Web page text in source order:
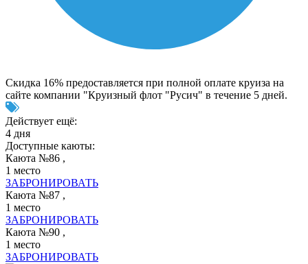
Скидка 16% предоставляется при полной оплате круиза на
сайте компании "Круизный флот "Русич" в течение 5 дней.
Действует ещё:
4 дня
Доступные каюты:
Каюта №86 ,
1 место
ЗАБРОНИРОВАТЬ
Каюта №87 ,
1 место
ЗАБРОНИРОВАТЬ
Каюта №90 ,
1 место
ЗАБРОНИРОВАТЬ